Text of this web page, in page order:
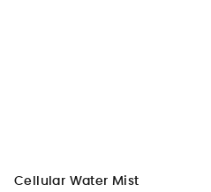
Cellular Water Mist